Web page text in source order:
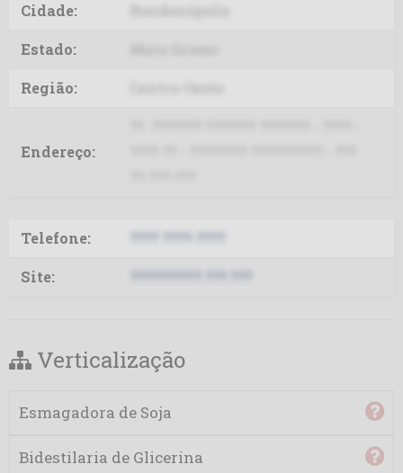
DTF
Fênix
Minerva
Cidade:
Estado:
Região:
Endereço:
Telefone:
Site:
Verticalização
Esmagadora de Soja
Bidestilaria de Glicerina